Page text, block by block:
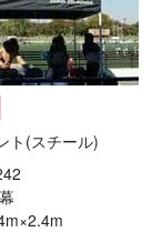
ト(スチール)